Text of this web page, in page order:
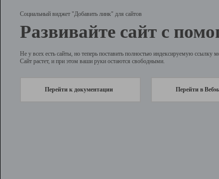
Социальный виджет "Добавить линк" для сайтов
Развивайте сайт с
Не у всех есть сайты, но теперь поставить полностью индексируемую
Сайт растет, и при этом ваши руки остаются свободными.
Перейти к документации Перейти в